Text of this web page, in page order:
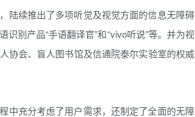
陆续推出了多项听觉及视觉方面的信息无障碍
别产品“手语翻译官”和“vivo听说”等。并为视
协会、盲人图书馆及信通院泰尔实验室的权威
中充分考虑了用户需求，还制定了全面的无障